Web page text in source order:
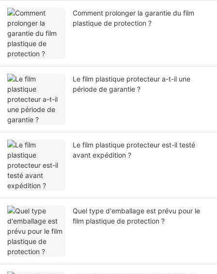
Comment prolonger la garantie du film
plastique de protection ?
Le film plastique protecteur a-t-il une
période de garantie ?
Le film plastique protecteur est-il testé
avant expédition ?
Quel type d'emballage est prévu pour le
film plastique de protection ?